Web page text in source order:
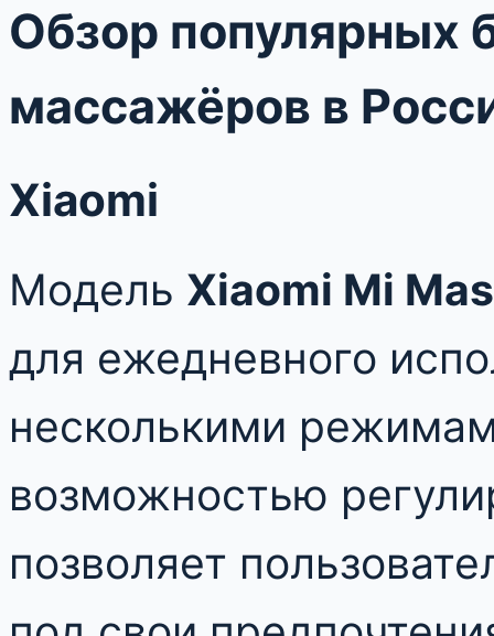
Обзор популярных
массажёров в
Xiaomi
Модель Xiaomi Mi
для ежедневного
несколькими
возможностью
позволяет